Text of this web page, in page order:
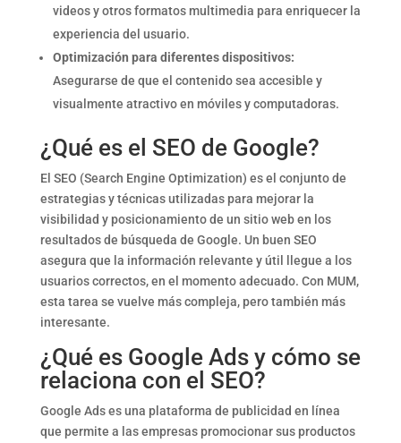
videos y otros formatos multimedia para enriquecer la
experiencia del usuario.
Optimización para diferentes dispositivos:
Asegurarse de que el contenido sea accesible y
visualmente atractivo en móviles y computadoras.
¿Qué es el SEO de Google?
El SEO (Search Engine Optimization) es el conjunto de
estrategias y técnicas utilizadas para mejorar la
visibilidad y posicionamiento de un sitio web en los
resultados de búsqueda de Google. Un buen SEO
asegura que la información relevante y útil llegue a los
usuarios correctos, en el momento adecuado. Con MUM,
esta tarea se vuelve más compleja, pero también más
interesante.
¿Qué es Google Ads y cómo se
relaciona con el SEO?
Google Ads es una plataforma de publicidad en línea
que permite a las empresas promocionar sus productos